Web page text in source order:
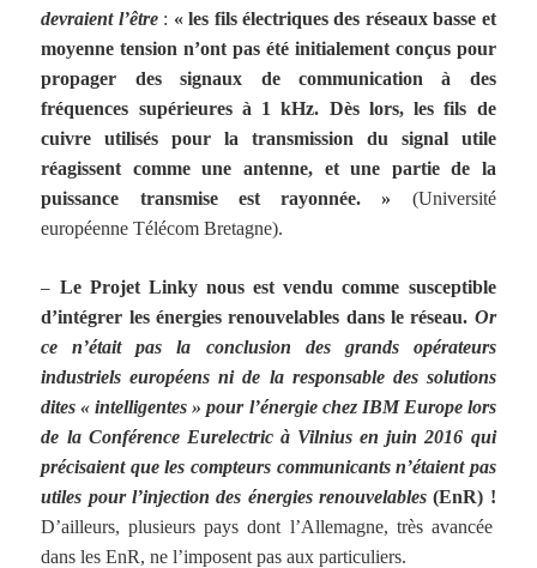
devraient l’être: « les fils électriques des réseaux basse et
moyenne tension n’ont pas été initialement conçus pour
propager des signaux de communication à des
fréquences supérieures à 1 kHz. Dès lors, les fils de
cuivre utilisés pour la transmission du signal utile
réagissent comme une antenne, et une partie de la
puissance transmise est rayonnée. » (Université
européenne Télécom Bretagne).
– Le Projet Linky nous est vendu comme susceptible
d’intégrer les énergies renouvelables dans le réseau. Or
ce n’était pas la conclusion des grands opérateurs
industriels européens ni de la responsable des solutions
dites « intelligentes » pour l’énergie chez IBM Europe lors
de la Conférence Eurelectric à Vilnius en juin 2016 qui
précisaient que les compteurs communicants n’étaient pas
utiles pour l’injection des énergies renouvelables(EnR) !
D’ailleurs, plusieurs pays dont l’Allemagne, très avancée
dans les EnR, ne l’imposent pas aux particuliers.